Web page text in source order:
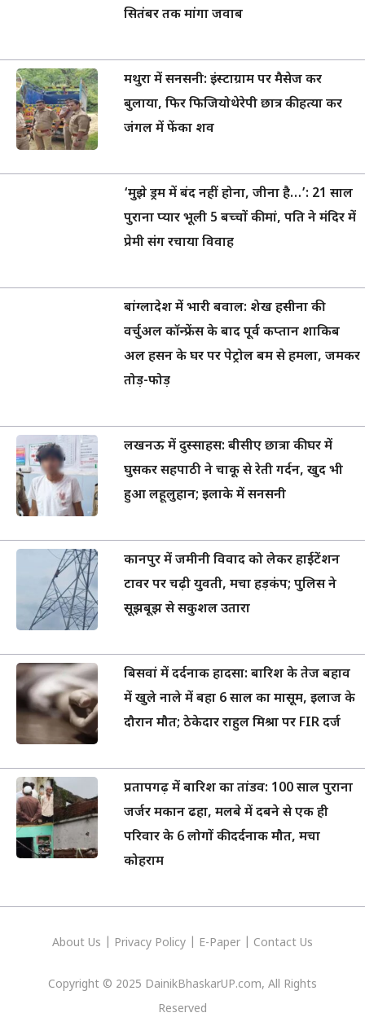
सितंबर तक मांगा जवाब
मथुरा में सनसनी: इंस्टाग्राम पर मैसेज कर
बुलाया, फिर फिजियोथेरेपी छात्र की हत्या कर
जंगल में फेंका शव
‘मुझे ड्रम में बंद नहीं होना, जीना है…’: 21 साल
पुराना प्यार भूली 5 बच्चों की मां, पति ने मंदिर में
प्रेमी संग रचाया विवाह
बांग्लादेश में भारी बवाल: शेख हसीना की
वर्चुअल कॉन्फ्रेंस के बाद पूर्व कप्तान शाकिब
अल हसन के घर पर पेट्रोल बम से हमला, जमकर
तोड़-फोड़
लखनऊ में दुस्साहस: बीसीए छात्रा की घर में
घुसकर सहपाठी ने चाकू से रेती गर्दन, खुद भी
हुआ लहूलुहान; इलाके में सनसनी
कानपुर में जमीनी विवाद को लेकर हाईटेंशन
टावर पर चढ़ी युवती, मचा हड़कंप; पुलिस ने
सूझबूझ से सकुशल उतारा
बिसवां में दर्दनाक हादसा: बारिश के तेज बहाव
में खुले नाले में बहा 6 साल का मासूम, इलाज के
दौरान मौत; ठेकेदार राहुल मिश्रा पर FIR दर्ज
प्रतापगढ़ में बारिश का तांडव: 100 साल पुराना
जर्जर मकान ढहा, मलबे में दबने से एक ही
परिवार के 6 लोगों की दर्दनाक मौत, मचा
कोहराम
About Us Privacy Policy E-Paper Contact Us
Copyright © 2025 DainikBhaskarUP.com, All Rights
Reserved